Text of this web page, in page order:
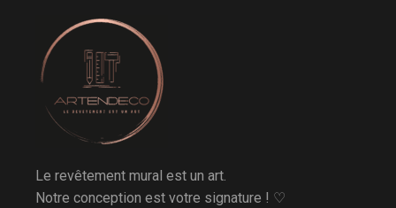
Le revêtement mural est un art.
Notre conception est votre signature ! ♡